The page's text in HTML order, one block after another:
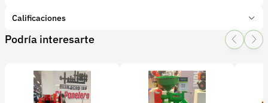
Subcategoría:
La Elixa 35 es una empaquetadora stretch
automática diseñada para procesos de empaque
¿Para qué sirve la Elixa 35?
Sirve para envolver automáticamente productos
¿Cuántos paquetes puede procesar por minuto?
Calificaciones
1 Star
2 Star
3 Star4 Star
0 calificaciones
Podría interesarte